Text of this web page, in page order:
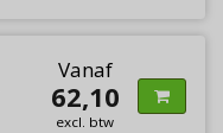
Vanaf
62,10
excl. btw